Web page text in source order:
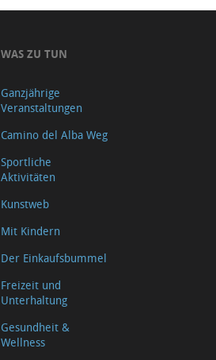
WAS ZU TUN
Ganzjährige
Veranstaltungen
Camino del Alba Weg
Sportliche
Aktivitäten
Kunstweb
Mit Kindern
Der Einkaufsbummel
Freizeit und
Unterhaltung
Gesundheit &
Wellness